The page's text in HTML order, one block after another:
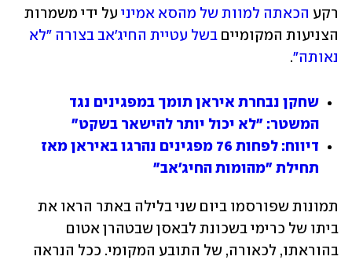
רקע הכאתה למוות של מהסא אמיני
הצניעות המקומיים
נאותה".
המשטר: "לא יכול יותר להישאר בשקט"
תחילת "מהומות החיג'אב"